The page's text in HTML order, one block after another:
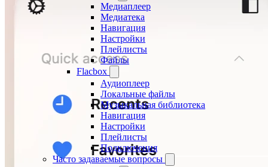
Медиаплеер
Медиатека
Навигация
Настройки
Плейлисты
Файлы
Flacbox
Аудиоплеер
Локальные файлы
Музыкальная библиотека
Навигация
Настройки
Плейлисты
Подключения
Часто задаваемые вопросы